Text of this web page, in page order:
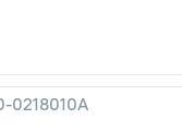
0218010А